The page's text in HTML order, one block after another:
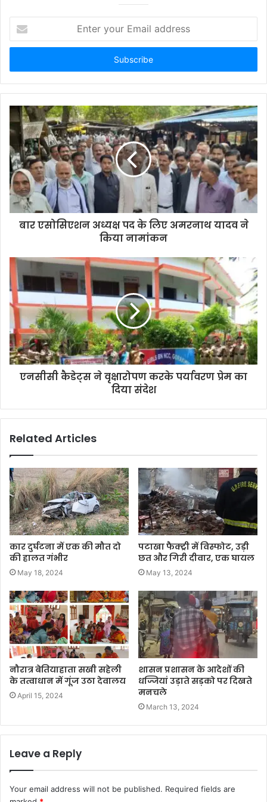
t
r
y
u
r
E
m
a
i
l
a
d
s
s
बार एसोसिएशन अध्यक्ष पद के लिए अमरनाथ यादव ने
किया नामांकन
एनसीसी कैडेट्स ने वृक्षारोपण करके पर्यावरण प्रेम का
दिया संदेश
Related Articles
कार दुर्घटना में एक की मौत दो
की हालत गंभीर
May 18, 2024
पटाखा फैक्ट्री में विस्फोट, उड़ी
छत और गिरी दीवार, एक घायल
May 13, 2024
नौरात्र बेतियाहाता सखी सहेली
के तत्वाधान में गूंज उठा देवालय
April 15, 2024
शासन प्रशासन के आदेशों की
धज्जियां उड़ाते सड़को पर दिखते
मनचले
March 13, 2024
Leave a Reply
Your email address will not be published. Required fields are